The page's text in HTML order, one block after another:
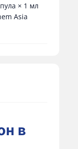
× 1 мл
Asia
в